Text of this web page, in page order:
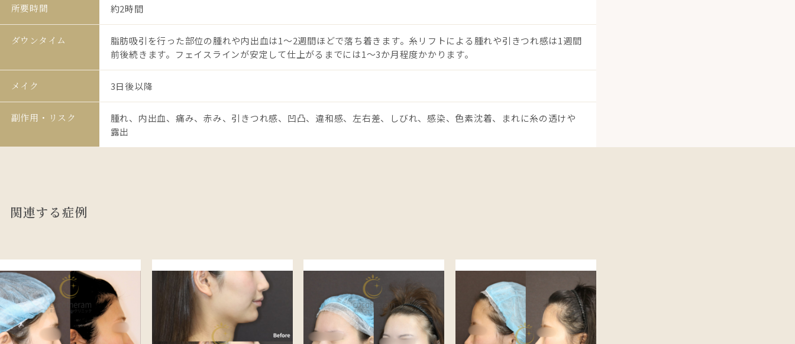
所要時間 約2時間
ダウンタイム
脂肪吸引を行った部位の腫れや内出血は1〜2週間ほどで落ち着きます。糸リフトによる腫れや引きつれ感は1週間
前後続きます。フェイスラインが安定して仕上がるまでには1〜3か月程度かかります。
メイク 3日後以降
副作用・リスク
腫れ、内出血、痛み、赤み、引きつれ感、凹凸、違和感、左右差、しびれ、感染、色素沈着、まれに糸の透けや
露出
関連する症例